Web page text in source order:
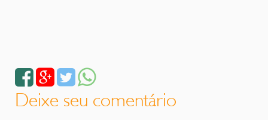
Deixe seu comentário